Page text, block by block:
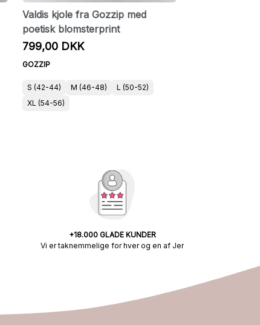
Valdis kjole fra Gozzip med
poetisk blomsterprint
799,00 DKK
GOZZIP
S (42-44) M (46-48)
L (50-52)
XL (54-56)
+18.000 GLADE KUNDER
Vi er taknemmelige for hver og en af Jer